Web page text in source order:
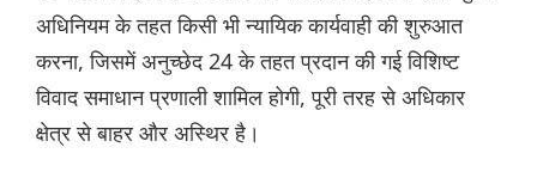
अधिनियम के तहत किसी भी न्यायिक कार्यवाही की शुरुआत
करना, जिसमें अनुच्छेद 24 के तहत प्रदान की गई विशिष्ट
विवाद समाधान प्रणाली शामिल होगी, पूरी तरह से अधिकार
क्षेत्र से बाहर और अस्थिर है।